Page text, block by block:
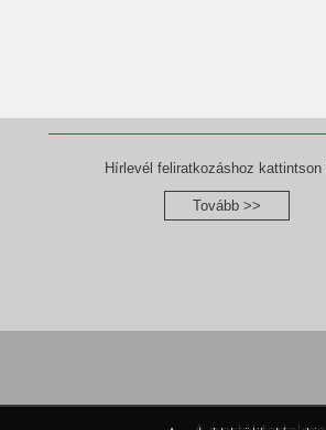
Hírlevél feliratkozáshoz kattintson
Tovább >>